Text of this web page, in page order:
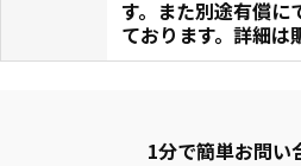
す。また別途有償に
ております。詳細は
1分で簡単お問い